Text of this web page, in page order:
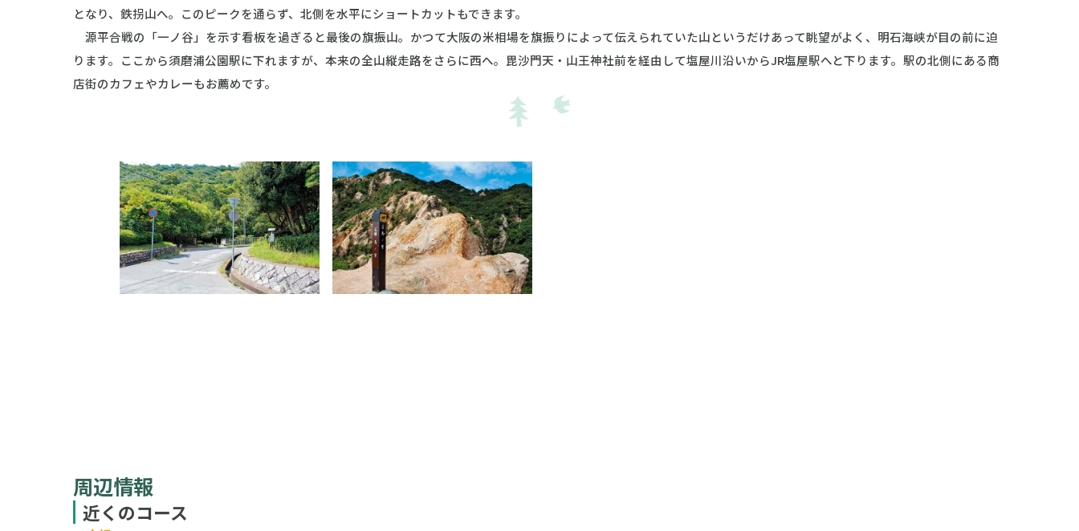
となり、鉄拐山へ。このピークを通らず、北側を水平にショートカットもできます。
源平合戦の「一ノ谷」を示す看板を過ぎると最後の旗振山。かつて大阪の米相場を旗振りによって伝えられていた山というだけあって眺望がよく、明石海峡が目の前に迫
ります。ここから須磨浦公園駅に下れますが、本来の全山縦走路をさらに西へ。毘沙門天・山王神社前を経由して塩屋川沿いからJR塩屋駅へと下ります。駅の北側にある商
店街のカフェやカレーもお薦めです。
周辺情報
近くのコース